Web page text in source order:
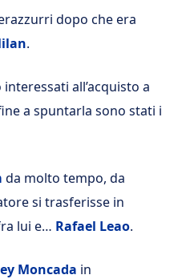
dopo che era
.
all’acquisto a
a spuntarla sono stati i
da molto tempo, da
si trasferisse in
lui e… Rafael Leao.
Moncada in